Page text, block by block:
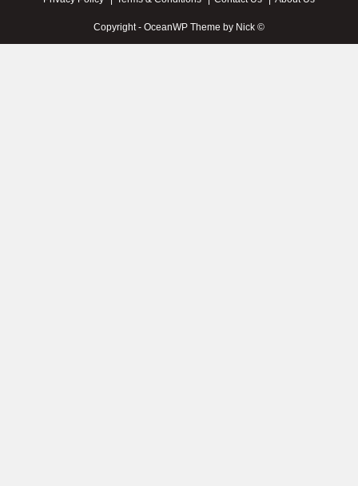
© Copyright - OceanWP Theme by Nick